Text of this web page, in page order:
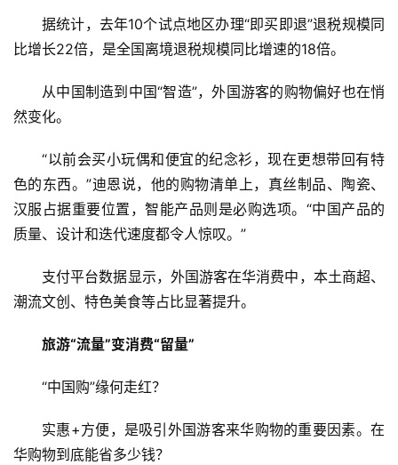
据统计，去年10个试点地区办理“即买即退”退税规模同
比增长22倍，是全国离境退税规模同比增速的18倍。
从中国制造到中国“智造”，外国游客的购物偏好也在悄
然变化。
“以前会买小玩偶和便宜的纪念衫，现在更想带回有特
色的东西。”迪恩说，他的购物清单上，真丝制品、陶瓷、
汉服占据重要位置，智能产品则是必购选项。“中国产品的
质量、设计和迭代速度都令人惊叹。”
支付平台数据显示，外国游客在华消费中，本土商超、
潮流文创、特色美食等占比显著提升。
旅游“流量”变消费“留量”
“中国购”缘何走红？
实惠+方便，是吸引外国游客来华购物的重要因素。在
华购物到底能省多少钱？